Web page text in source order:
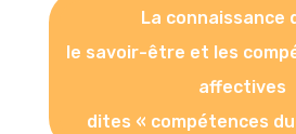
La connaissance
le savoir-être et les
affectives
dites « compétences